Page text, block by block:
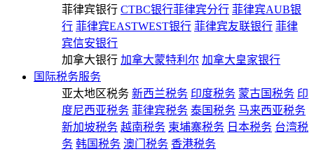
菲律宾银行 CTBC银行菲律宾分行 菲律宾AUB银
行 菲律宾EASTWEST银行 菲律宾友联银行 菲律
宾信安银行
加拿大银行 加拿大蒙特利尔 加拿大皇家银行
国际税务服务
亚太地区税务 新西兰税务 印度税务 蒙古国税务 印
度尼西亚税务 菲律宾税务 泰国税务 马来西亚税务
新加坡税务 越南税务 柬埔寨税务 日本税务 台湾税
务 韩国税务 澳门税务 香港税务